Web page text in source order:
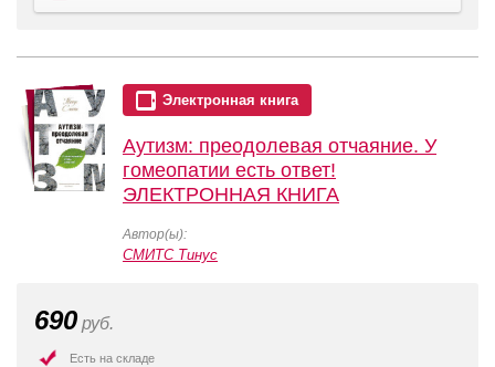
Электронная книга
Аутизм: преодолевая отчаяние. У
гомеопатии есть ответ!
ЭЛЕКТРОННАЯ КНИГА
Автор(ы):
СМИТС Тинус
690 руб.
Есть на складе